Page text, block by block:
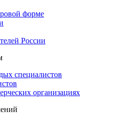
форме
России
специалистов
организациях